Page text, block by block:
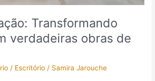
Transformando
verdadeiras obras de
/ Escritório / Samira Jarouche